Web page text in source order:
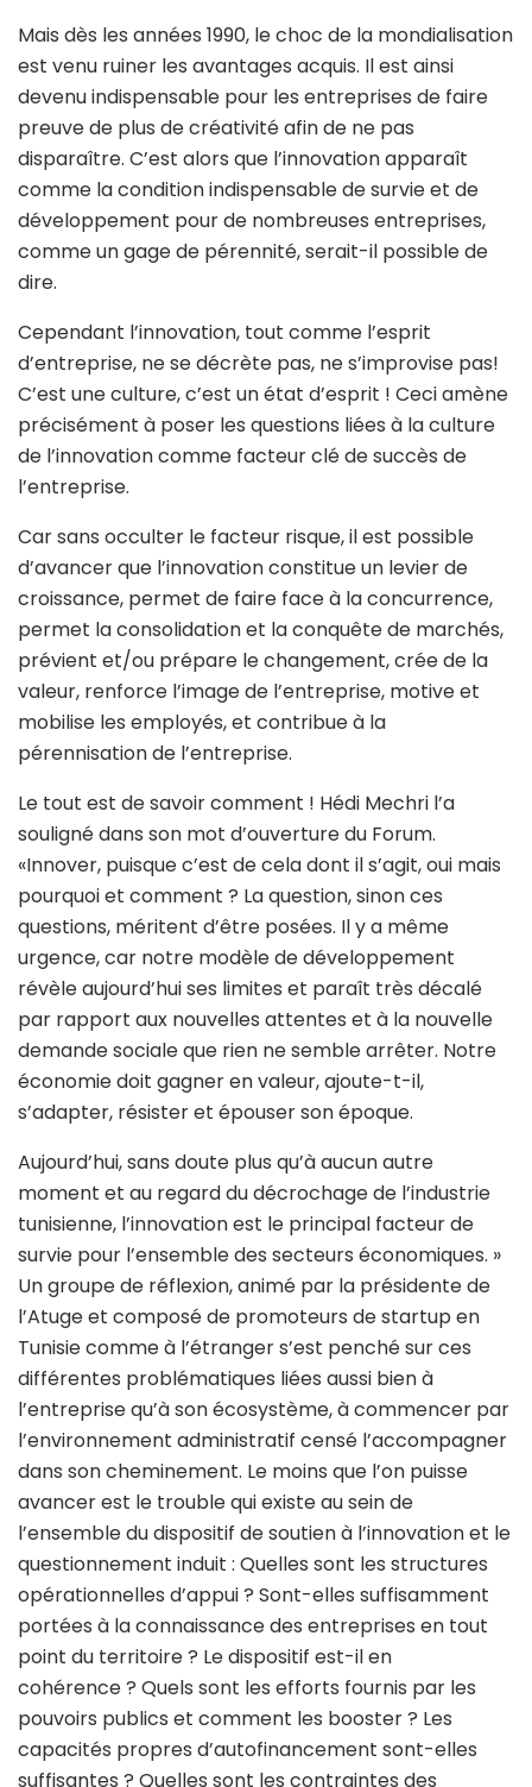
Mais dès les années 1990, le choc de la mondialisation
est venu ruiner les avantages acquis. Il est ainsi
devenu indispensable pour les entreprises de faire
preuve de plus de créativité afin de ne pas
disparaître. C’est alors que l’innovation apparaît
comme la condition indispensable de survie et de
développement pour de nombreuses entreprises,
comme un gage de pérennité, serait-il possible de
dire.
Cependant l’innovation, tout comme l’esprit
d’entreprise, ne se décrète pas, ne s’improvise pas!
C’est une culture, c’est un état d’esprit ! Ceci amène
précisément à poser les questions liées à la culture
de l’innovation comme facteur clé de succès de
l’entreprise.
Car sans occulter le facteur risque, il est possible
d’avancer que l’innovation constitue un levier de
croissance, permet de faire face à la concurrence,
permet la consolidation et la conquête de marchés,
prévient et/ou prépare le changement, crée de la
valeur, renforce l’image de l’entreprise, motive et
mobilise les employés, et contribue à la
pérennisation de l’entreprise.
Le tout est de savoir comment ! Hédi Mechri l’a
souligné dans son mot d’ouverture du Forum.
«Innover, puisque c’est de cela dont il s’agit, oui mais
pourquoi et comment ? La question, sinon ces
questions, méritent d’être posées. Il y a même
urgence, car notre modèle de développement
révèle aujourd’hui ses limites et paraît très décalé
par rapport aux nouvelles attentes et à la nouvelle
demande sociale que rien ne semble arrêter. Notre
économie doit gagner en valeur, ajoute-t-il,
s’adapter, résister et épouser son époque.
Aujourd’hui, sans doute plus qu’à aucun autre
moment et au regard du décrochage de l’industrie
tunisienne, l’innovation est le principal facteur de
survie pour l’ensemble des secteurs économiques. »
Un groupe de réflexion, animé par la présidente de
l’Atuge et composé de promoteurs de startup en
Tunisie comme à l’étranger s’est penché sur ces
différentes problématiques liées aussi bien à
l’entreprise qu’à son écosystème, à commencer par
l’environnement administratif censé l’accompagner
dans son cheminement. Le moins que l’on puisse
avancer est le trouble qui existe au sein de
l’ensemble du dispositif de soutien à l’innovation et le
questionnement induit : Quelles sont les structures
opérationnelles d’appui ? Sont-elles suffisamment
portées à la connaissance des entreprises en tout
point du territoire ? Le dispositif est-il en
cohérence ? Quels sont les efforts fournis par les
pouvoirs publics et comment les booster ? Les
capacités propres d’autofinancement sont-elles
suffisantes ? Quelles sont les contraintes des